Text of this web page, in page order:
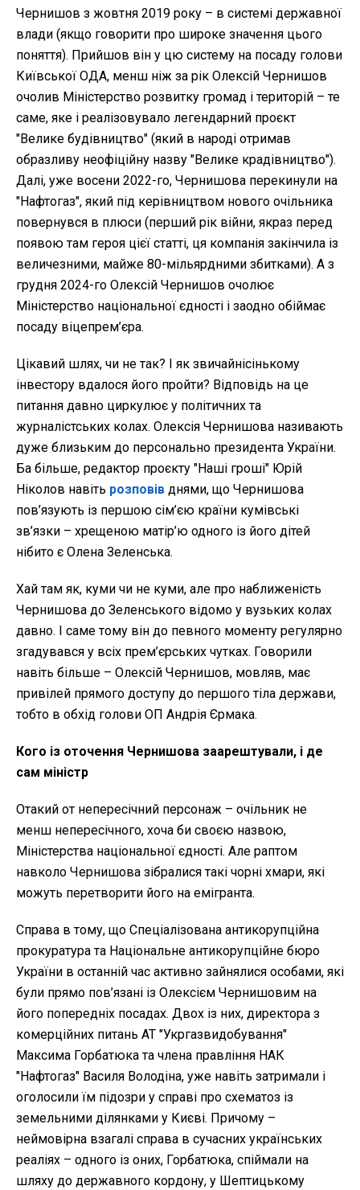
Чернишов з жовтня 2019 року – в системі державної
влади (якщо говорити про широке значення цього
поняття). Прийшов він у цю систему на посаду голови
Київської ОДА, менш ніж за рік Олексій Чернишов
очолив Міністерство розвитку громад і територій – те
саме, яке і реалізовувало легендарний проєкт
"Велике будівництво" (який в народі отримав
образливу неофіційну назву "Велике крадівництво").
Далі, уже восени 2022-го, Чернишова перекинули на
"Нафтогаз", який під керівництвом нового очільника
повернувся в плюси (перший рік війни, якраз перед
появою там героя цієї статті, ця компанія закінчила із
величезними, майже 80-мільярдними збитками). А з
грудня 2024-го Олексій Чернишов очолює
Міністерство національної єдності і заодно обіймає
посаду віцепрем’єра.
Цікавий шлях, чи не так? І як звичайнісінькому
інвестору вдалося його пройти? Відповідь на це
питання давно циркулює у політичних та
журналістських колах. Олексія Чернишова називають
дуже близьким до персонально президента України.
Ба більше, редактор проєкту "Наші гроші" Юрій
Ніколов навіть розповів днями, що Чернишова
пов’язують із першою сім’єю країни кумівські
зв’язки – хрещеною матір’ю одного із його дітей
нібито є Олена Зеленська.
Хай там як, куми чи не куми, але про наближеність
Чернишова до Зеленського відомо у вузьких колах
давно. І саме тому він до певного моменту регулярно
згадувався у всіх прем’єрських чутках. Говорили
навіть більше – Олексій Чернишов, мовляв, має
привілей прямого доступу до першого тіла держави,
тобто в обхід голови ОП Андрія Єрмака.
Кого із оточення Чернишова заарештували, і де
сам міністр
Отакий от непересічний персонаж – очільник не
менш непересічного, хоча би своєю назвою,
Міністерства національної єдності. Але раптом
навколо Чернишова зібралися такі чорні хмари, які
можуть перетворити його на емігранта.
Справа в тому, що Спеціалізована антикорупційна
прокуратура та Національне антикорупційне бюро
України в останній час активно зайнялися особами, які
були прямо пов’язані із Олексієм Чернишовим на
його попередніх посадах. Двох із них, директора з
комерційних питань АТ "Укргазвидобування"
Максима Горбатюка та члена правління НАК
"Нафтогаз" Василя Володіна, уже навіть затримали і
оголосили їм підозри у справі про схематоз із
земельними ділянками у Києві. Причому –
неймовірна взагалі справа в сучасних українських
реаліях – одного із оних, Горбатюка, спіймали на
шляху до державного кордону, у Шептицькому